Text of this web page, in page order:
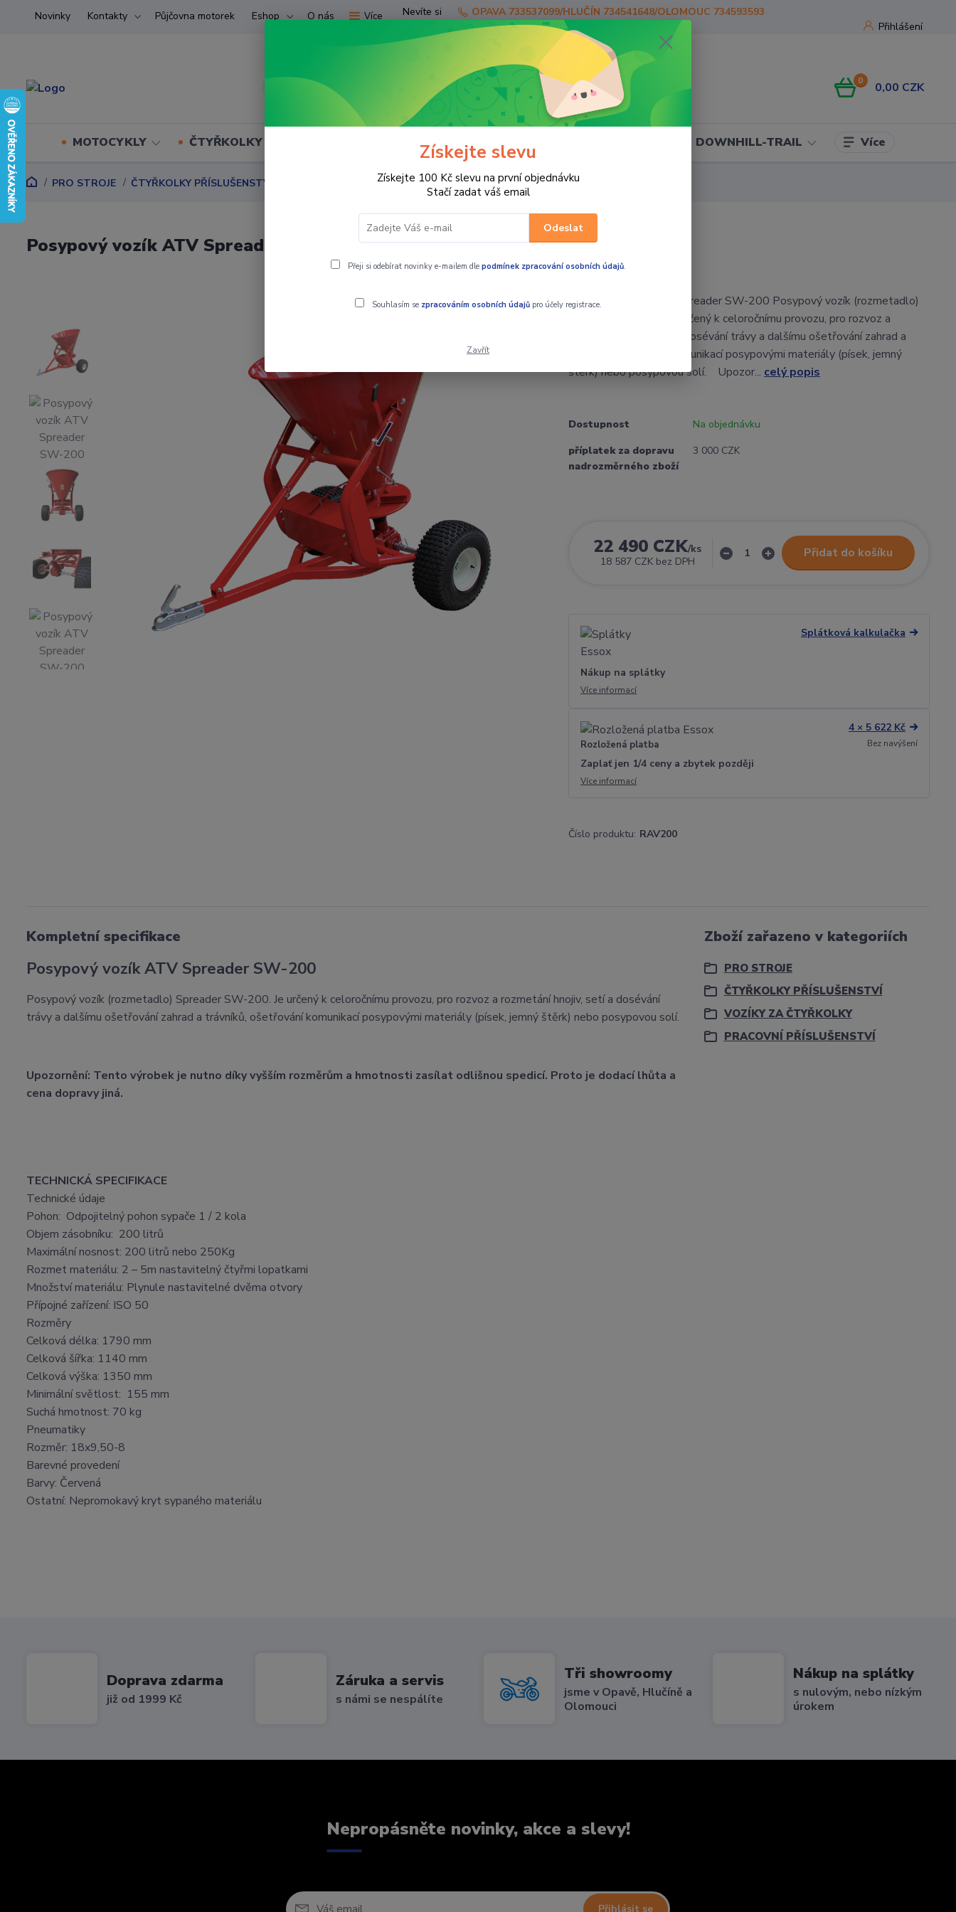
Novinky Kontakty Půjčovna motorek Eshop O nás Více
Přihlášení
Hledat
Nevíte si
rady?
Zavolejte.
OPAVA 733537099/HLUČÍN 734541648/OLOMOUC 734593593
0 0,00 CZK
MOTOCYKLY ČTYŘKOLKY (ATV) UTV SKÚTRY PRO JEZDCE DOWNHILL-TRAIL Více
PRO STROJE ČTYŘKOLKY PŘÍSLUŠENSTVÍ PRACOVNÍ PŘÍSLUŠENSTVÍ Posypový vozík ATV Spreader SW-200
Posypový vozík ATV Spreader SW-200
Posypový vozík ATV Spreader SW-200 Posypový vozík (rozmetadlo)
Spreader SW-200. Je určený k celoročnímu provozu, pro rozvoz a
rozmetání hnojiv, setí a dosévání trávy a dalšímu ošetřování zahrad a
trávníků, ošetřování komunikací posypovými materiály (písek, jemný
štěrk) nebo posypovou solí. Upozor... celý popis
Dostupnost
Na objednávku
příplatek za dopravu
nadrozměrného zboží
3 000 CZK
22 490 CZK/ks
18 587 CZK bez DPH
Přidat do košíku
Splátková kalkulačka
Nákup na splátky
Více informací
Rozložená platba
4 × 5 622 Kč
Bez navýšení
Zaplať jen 1/4 ceny a zbytek později
Více informací
Číslo produktu: RAV200
Kompletní specifikace
Posypový vozík ATV Spreader SW-200
Posypový vozík (rozmetadlo) Spreader SW-200. Je určený k celoročnímu provozu, pro rozvoz a rozmetání hnojiv, setí a dosévání
trávy a dalšímu ošetřování zahrad a trávníků, ošetřování komunikací posypovými materiály (písek, jemný štěrk) nebo posypovou solí.
Upozornění: Tento výrobek je nutno díky vyšším rozměrům a hmotnosti zasílat odlišnou spedicí. Proto je dodací lhůta a
cena dopravy jiná.
TECHNICKÁ SPECIFIKACE
Technické údaje
Pohon: Odpojitelný pohon sypače 1 / 2 kola
Objem zásobníku: 200 litrů
Maximální nosnost: 200 litrů nebo 250Kg
Rozmet materiálu: 2 – 5m nastavitelný čtyřmi lopatkami
Množství materiálu: Plynule nastavitelné dvěma otvory
Přípojné zařízení: ISO 50
Rozměry
Celková délka: 1790 mm
Celková šířka: 1140 mm
Celková výška: 1350 mm
Minimální světlost: 155 mm
Suchá hmotnost: 70 kg
Pneumatiky
Rozměr: 18x9,50-8
Barevné provedení
Barvy: Červená
Ostatní: Nepromokavý kryt sypaného materiálu
Zboží zařazeno v kategoriích
PRO STROJE
ČTYŘKOLKY PŘÍSLUŠENSTVÍ
VOZÍKY ZA ČTYŘKOLKY
PRACOVNÍ PŘÍSLUŠENSTVÍ
Doprava zdarma
již od 1999 Kč
Záruka a servis
s námi se nespálíte
Tři showroomy
jsme v Opavě, Hlučíně a
Olomouci
Nákup na splátky
s nulovým, nebo nízkým
úrokem
Nepropásněte novinky, akce a slevy!
Přihlásit se
Získejte slevu
Získejte 100 Kč slevu na první objednávku
Stačí zadat váš email
Odeslat
Přeji si odebírat novinky e-mailem dle podmínek zpracování osobních údajů.
Souhlasím se zpracováním osobních údajůpro účely registrace.
Zavřít